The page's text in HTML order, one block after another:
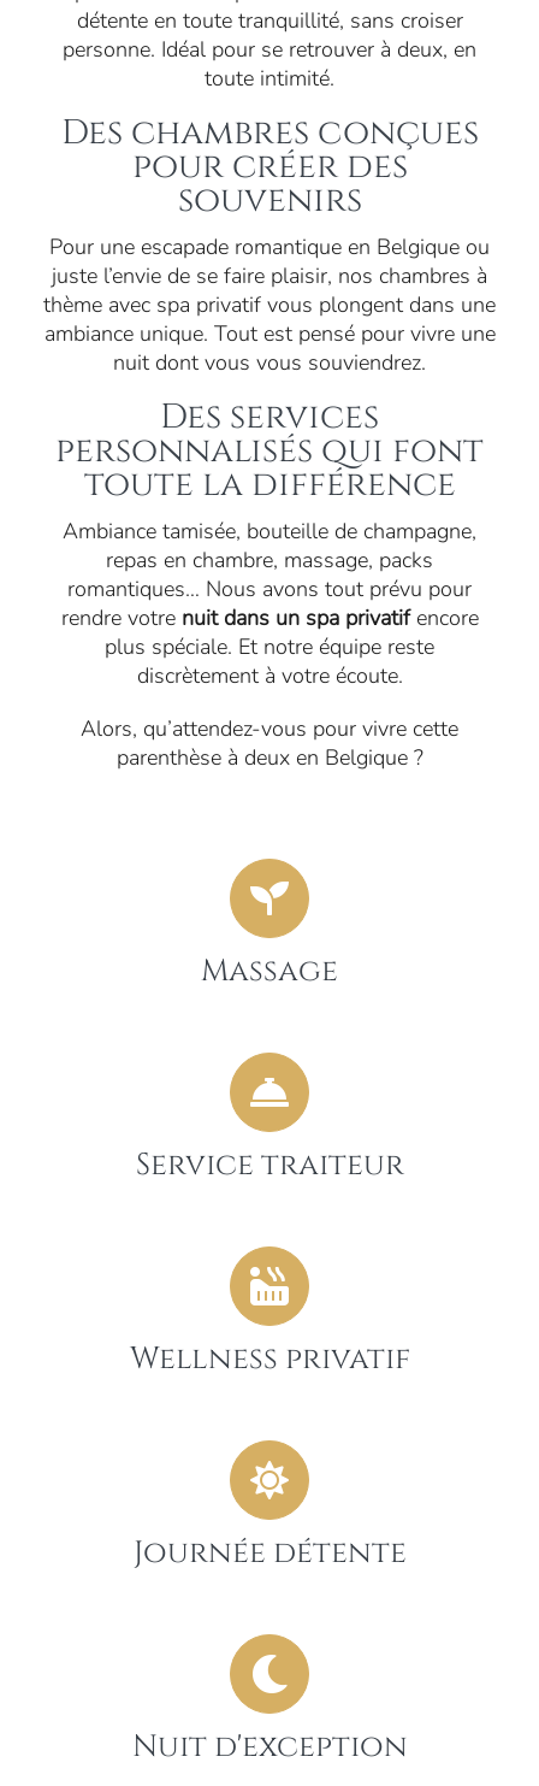
détente en toute tranquillité, sans croiser
personne. Idéal pour se retrouver à deux, en
toute intimité.
Des chambres conçues
pour créer des
souvenirs
Pour une escapade romantique en Belgique ou
juste l’envie de se faire plaisir, nos chambres à
thème avec spa privatif vous plongent dans une
ambiance unique. Tout est pensé pour vivre une
nuit dont vous vous souviendrez.
Des services
personnalisés qui font
toute la différence
Ambiance tamisée, bouteille de champagne,
repas en chambre, massage, packs
romantiques… Nous avons tout prévu pour
rendre votre nuit dans un spa privatifencore
plus spéciale. Et notre équipe reste
discrètement à votre écoute.
Alors, qu’attendez-vous pour vivre cette
parenthèse à deux en Belgique ?
Massage
Service traiteur
Wellness privatif
Journée détente
Nuit d'exception